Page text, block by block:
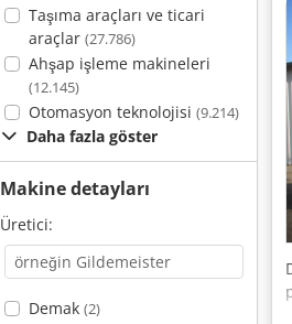
Taşıma araçları ve ticari
araçlar (27.786)
Ahşap işleme makineleri
(12.145)
Otomasyon teknolojisi (9.214)
Daha fazla göster
Makine detayları
Üretici:
Demak (2)